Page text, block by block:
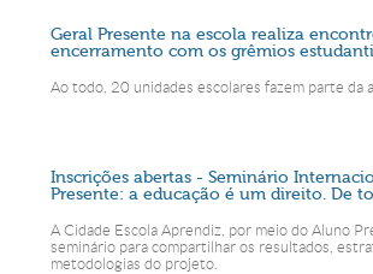
Geral Presente na escola realiza
encerramento com os grêmios
Ao todo, 20 unidades escolares fazem parte da
Inscrições abertas - Seminário
Presente: a educação é um direito. De
A Cidade Escola Aprendiz, por meio do Aluno
seminário para compartilhar os resultados,
metodologias do projeto.